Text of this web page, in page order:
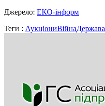
Джерело: ЕКО-інформ
Теги : АукціониВійнаДержава